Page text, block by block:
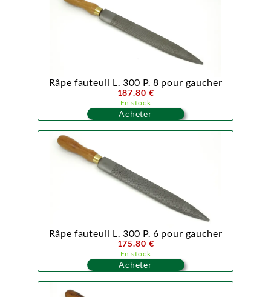
Râpe fauteuil L. 300 P. 8 pour gaucher
187.80 €
En stock
Acheter
Râpe fauteuil L. 300 P. 6 pour gaucher
175.80 €
En stock
Acheter